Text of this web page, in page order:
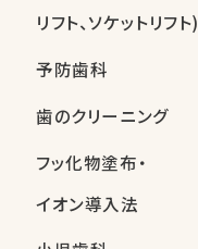
リフト、ソケットリフト)
予防歯科
歯のクリーニング
フッ化物塗布・
イオン導入法